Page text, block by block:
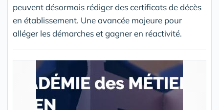
peuvent désormais rédiger des certificats de décès
en établissement. Une avancée majeure pour
alléger les démarches et gagner en réactivité.